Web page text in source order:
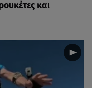
και